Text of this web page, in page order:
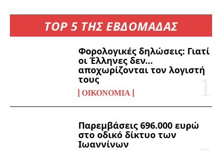
TOP 5 ΤΗΣ ΕΒΔΟΜΑΔΑΣ
Φορολογικές δηλώσεις: Γιατί
οι Έλληνες δεν…
αποχωρίζονται τον λογιστή
τους
ΟΙΚΟΝΟΜΊΑ
Παρεμβάσεις 696.000 ευρώ
στο οδικό δίκτυο των
Ιωαννίνων